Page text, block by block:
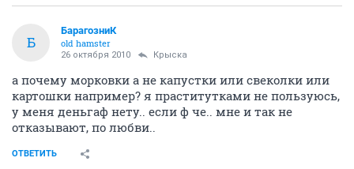
Б
БарагозниК
old hamster
26 октября 2010 Крыска
а почему морковки а не капустки или свеколки или
картошки например? я праститутками не пользуюсь,
у меня деньгаф нету.. если ф че.. мне и так не
отказывают, по любви..
ОТВЕТИТЬ